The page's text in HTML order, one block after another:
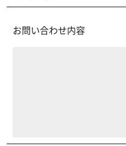
お問い合わせ内容